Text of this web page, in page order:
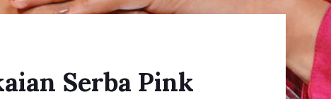
Serba Pink